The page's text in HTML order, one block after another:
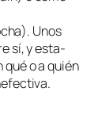
Unos
sí, y es­ta­
o a quién